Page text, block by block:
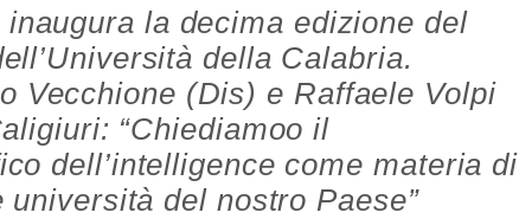
la decima edizione del
della Calabria.
Vecchione (Dis) e Raffaele Volpi
“Chiediamoo il
dell’intelligence come materia di
del nostro Paese”